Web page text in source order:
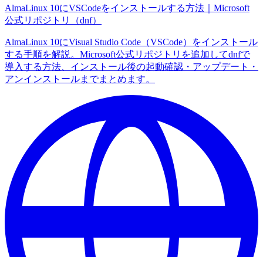
AlmaLinux 10にVSCodeをインストールする方法｜Microsoft
公式リポジトリ（dnf）
AlmaLinux 10にVisual Studio Code（VSCode）をインストール
する手順を解説。Microsoft公式リポジトリを追加してdnfで
導入する方法、インストール後の起動確認・アップデート・
アンインストールまでまとめます。